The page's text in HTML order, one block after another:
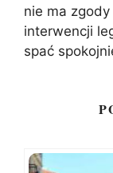
nie ma
interwencji
spać